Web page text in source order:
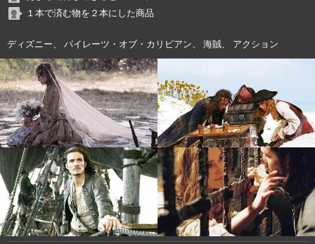
１本で済む物を２本にした商品
ディズニー、 パイレーツ・オブ・カリビアン、 海賊、 アクション